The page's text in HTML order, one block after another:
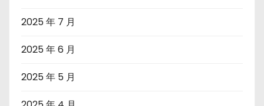
2025 年 7 月
2025 年 6 月
2025 年 5 月